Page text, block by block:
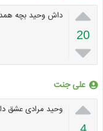

20

داش وحید بچه
علی جنت
 وحید مرادی عشق